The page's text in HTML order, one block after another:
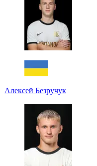
Алексей Безручук